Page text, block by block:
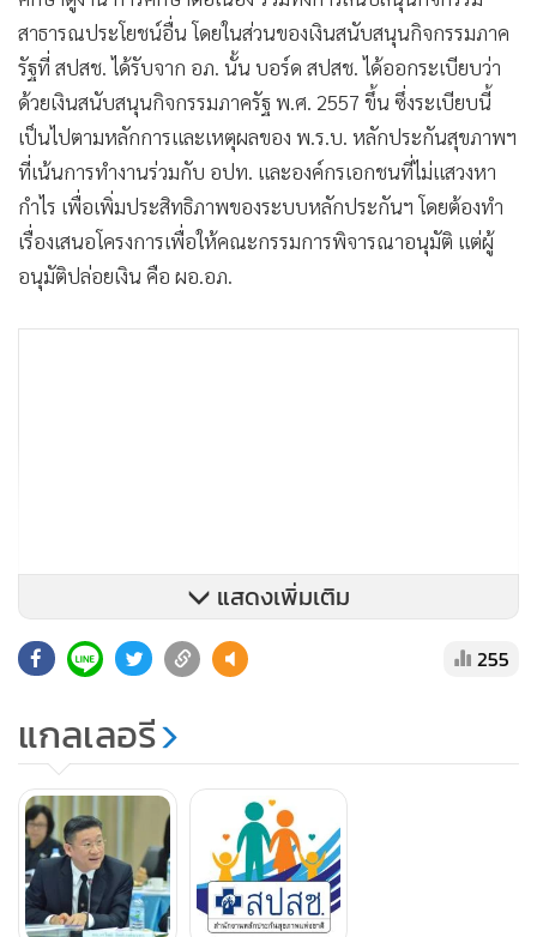
สาธารณประโยชน์อื่น โดยในส่วนของเงินสนับสนุนกิจกรรมภาค
รัฐที่ สปสช. ได้รับจาก อภ. นั้น บอร์ด สปสช. ได้ออกระเบียบว่า
ด้วยเงินสนับสนุนกิจกรรมภาครัฐ พ.ศ. 2557 ขึ้น ซึ่งระเบียบนี้
เป็นไปตามหลักการและเหตุผลของ พ.ร.บ. หลักประกันสุขภาพฯ
ที่เน้นการทำงานร่วมกับ อปท. และองค์กรเอกชนที่ไม่แสวงหา
กำไร เพื่อเพิ่มประสิทธิภาพของระบบหลักประกันฯ โดยต้องทำ
เรื่องเสนอโครงการเพื่อให้คณะกรรมการพิจารณาอนุมัติ แต่ผู้
อนุมัติปล่อยเงิน คือ ผอ.อภ.
“สัดส่วนการจัดสรรเงินสนับสนุนกิจกรรมภาครัฐนี้ ร้อยละ 80
ตามโครงการหรือกิจกรรม เพื่อสนับสนุนและพัฒนาขีดความ
สามารถของหน่วยบริการและบุคลากรของหน่วยบริการ และอีก
ร้อยละ 20 เพื่อสนับสนุนการปฏิบัติงานการพัฒนาระบบ หรือ
เสริมสร้างความเข้มแข็งให้กับระบบหลักประกันสุขภาพแห่งชาติ
แสดงเพิ่มเติม
255
แกลเลอรี